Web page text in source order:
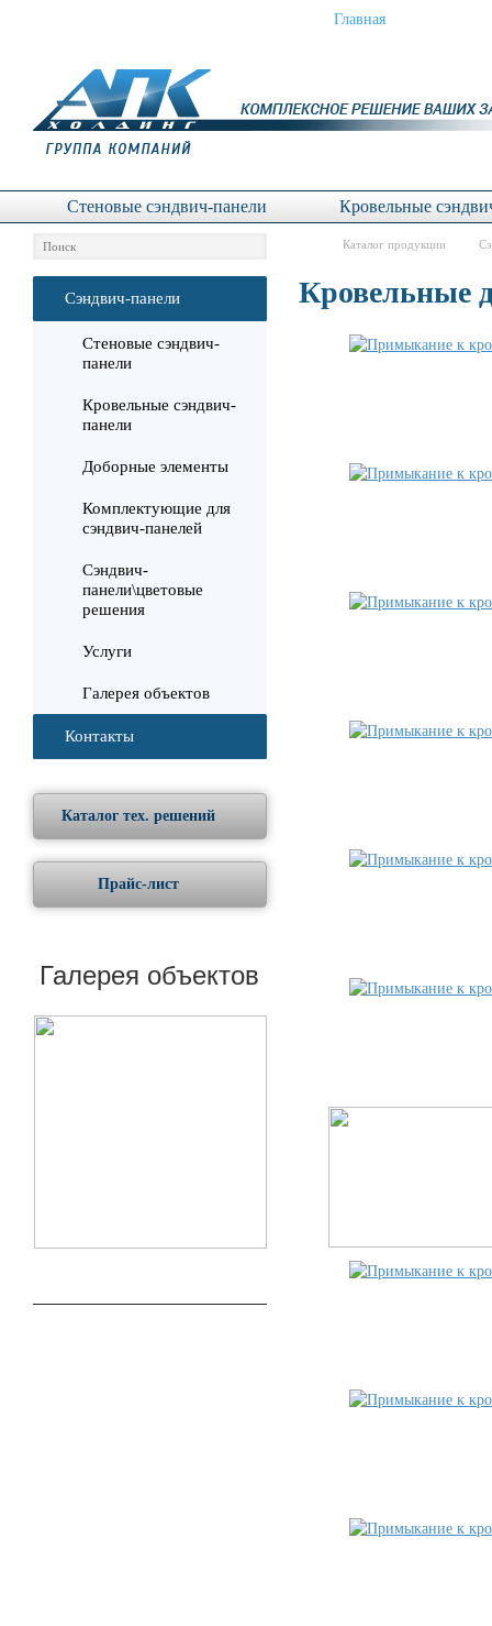
Главная
Стеновые сэндвич-панели Кровельные
Каталог продукции
Сэндвич-панели
Стеновые сэндвич-
панели
Кровельные сэндвич-
панели
Доборные элементы
Комплектующие для
сэндвич-панелей
Сэндвич-
панели\цветовые
решения
Услуги
Галерея объектов
Контакты
Каталог тех. решений
Прайс-лист
Галерея объектов
Кровельные